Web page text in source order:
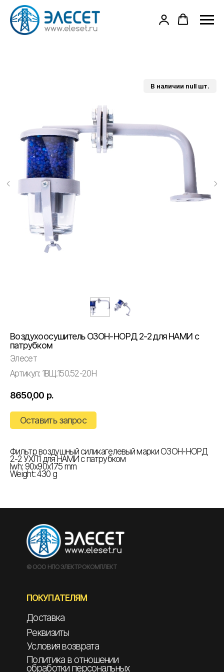
Воздухоосушитель ОЗОН-НОРД 2-2 для НАМИ с
патрубком
Элесет
Артикул: 1ВЩ.150.52-20Н
8650,00 р.
Оставить запрос
Фильтр воздушный силикагелевый марки ОЗОН-НОРД
2-2 УХЛ1 для НАМИ с патрубком
lwh: 90x90x175 mm
Weight: 430 g
© ООО НПО ЭЛЕКТРОКОМПЛЕКТ
ПОКУПАТЕЛЯМ
Доставка
Реквизиты
Условия возврата
Политика в отношении
обработки персональных